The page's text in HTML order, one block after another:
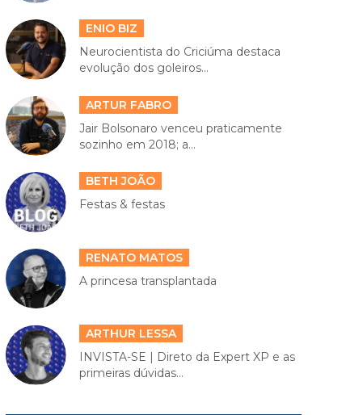
ENIO BIZ
Neurocientista do Criciúma destaca
evolução dos goleiros...
ARTUR FABRO
Jair Bolsonaro venceu praticamente
sozinho em 2018; a...
BETH JOÃO
Festas & festas
RENATO MATOS
A princesa transplantada
ARTHUR LESSA
INVISTA-SE | Direto da Expert XP e as
primeiras dúvidas...